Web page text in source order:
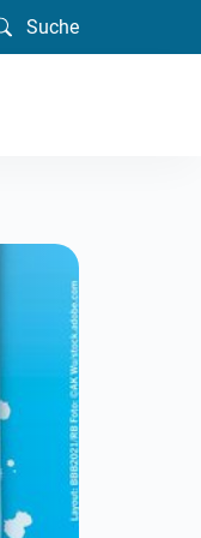
Suche